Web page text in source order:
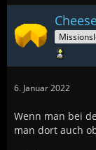
6. Januar 2022
Wenn man bei
man dort auch